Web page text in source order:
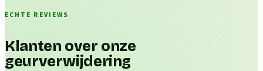
ECHTE REVIEWS
Klanten over onze
geurverwijdering